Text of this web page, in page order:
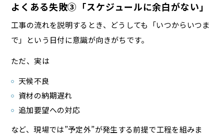
よくある失敗③「スケジュールに余白がない」
工事の流れを説明するとき、どうしても「いつからいつま
で」という日付に意識が向きがちです。
ただ、実は
天候不良
資材の納期遅れ
追加要望への対応
など、現場では”予定外”が発生する前提で工程を組みま